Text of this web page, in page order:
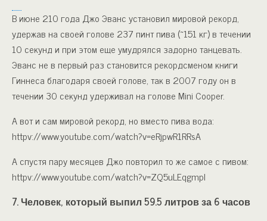
В июне 210 года Джо Эванс установил мировой рекорд,
удержав на своей голове 237 пинт пива (~151 кг) в течении
10 секунд и при этом еще умудрялся задорно танцевать.
Эванс не в первый раз становится рекордсменом книги
Гиннеса благодаря своей голове, так в 2007 году он в
течении 30 секунд удерживал на голове Mini Cooper.
А вот и сам мировой рекорд, но вместо пива вода:
httpv://www.youtube.com/watch?v=eRjpwR1RRsA
А спустя пару месяцев Джо повторил то же самое с пивом:
httpv://www.youtube.com/watch?v=ZQ5uLEqgmpI
7. Человек, который выпил 59.5 литров за 6 часов